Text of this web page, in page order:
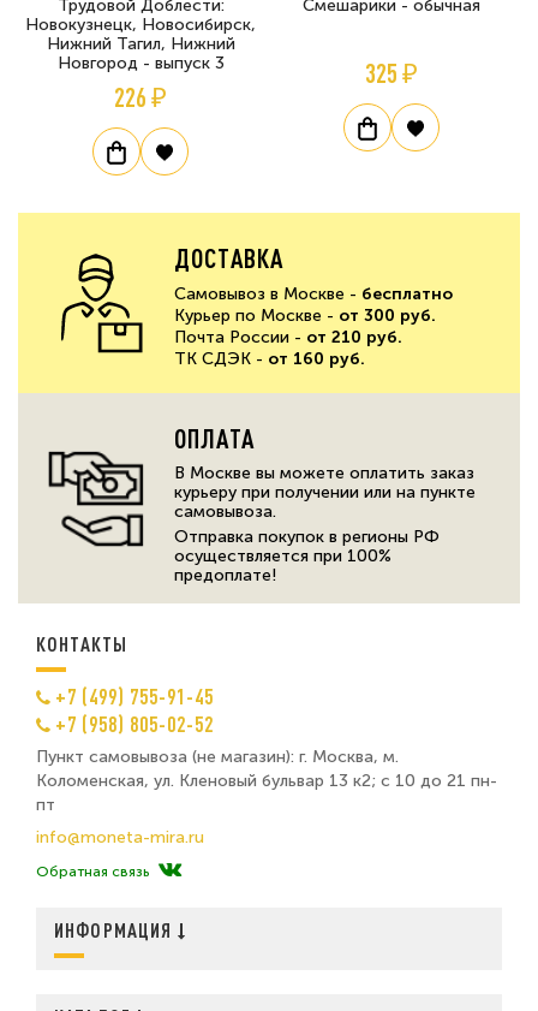
Трудовой Доблести:
Новокузнецк, Новосибирск,
Нижний Тагил, Нижний
Новгород - выпуск 3
226 ₽
Смешарики - обычная
325 ₽
ДОСТАВКА
Самовывоз в Москве - бесплатно
Курьер по Москве - от 300 руб.
Почта России - от 210 руб.
ТК СДЭК - от 160 руб.
ОПЛАТА
В Москве вы можете оплатить заказ
курьеру при получении или на пункте
самовывоза.
Отправка покупок в регионы РФ
осуществляется при 100%
предоплате!
КОНТАКТЫ
+7 (499) 755-91-45
+7 (958) 805-02-52
Пункт самовывоза (не магазин): г. Москва, м.
Коломенская, ул. Кленовый бульвар 13 к2; с 10 до 21 пн-
пт
info@moneta-mira.ru
Обратная связь
ИНФОРМАЦИЯ